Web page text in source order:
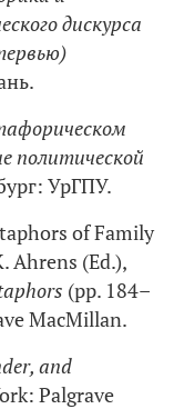
дискурса
политической
УрГПУ.
of Family
Ahrens (Ed.),
(pp. 184–
MacMillan.
and
Palgrave